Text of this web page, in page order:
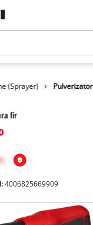
(Sprayer)
fir
4006825669909